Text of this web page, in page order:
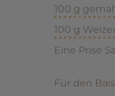
100 g
100 g
Eine Prise
Für den